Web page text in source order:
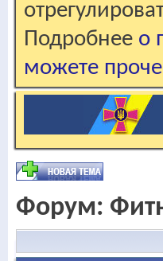
Подробнее о
можете
Форум: